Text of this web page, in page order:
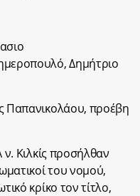
Δημήτριο
Παπανικολάου, προέβη
Κιλκίς προσήλθαν
του νομού,
κρίκο τον τίτλο,